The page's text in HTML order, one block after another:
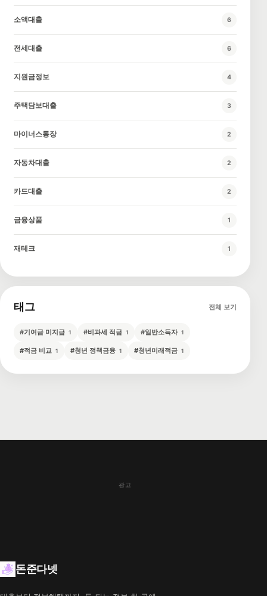
소액대출 6
전세대출 6
지원금정보 4
주택담보대출 3
마이너스통장 2
자동차대출 2
카드대출 2
금융상품 1
재테크 1
태그 전체 보기
#기여금 미지급 1 #비과세 적금 1 #일반소득자 1
#적금 비교 1 #청년 정책금융 1 #청년미래적금 1
광고
돈준다넷